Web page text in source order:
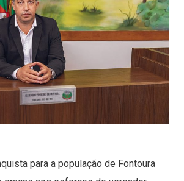
para a população de Fontoura